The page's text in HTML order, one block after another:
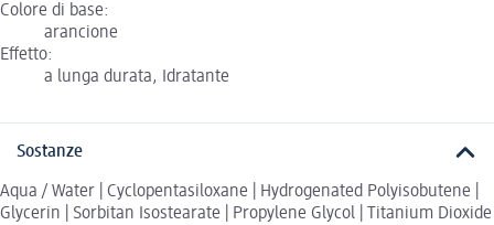
Colore di base:
arancione
Effetto:
a lunga durata, Idratante
Sostanze
Aqua / Water | Cyclopentasiloxane | Hydrogenated Polyisobutene |
Glycerin | Sorbitan Isostearate | Propylene Glycol | Titanium Dioxide